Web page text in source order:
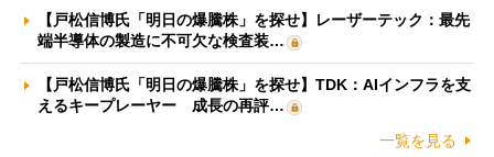
【戸松信博氏「明日の爆騰株」を探せ】レーザーテック：最先
端半導体の製造に不可欠な検査装…
【戸松信博氏「明日の爆騰株」を探せ】TDK：AIインフラを支
えるキープレーヤー 成長の再評…
一覧を見る